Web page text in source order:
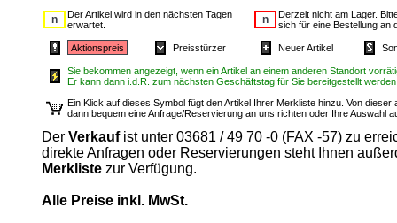
Der Artikel wird in den nächsten Tagen
erwartet.
Derzeit nicht am Lager.
sich für eine Bestellung an
Aktionspreis Preisstürzer Neuer Artikel
Sie bekommen angezeigt, wenn ein Artikel an einem anderen Standort
Er kann dann i.d.R. zum nächsten Geschäftstag für Sie bereitgestellt
Ein Klick auf dieses Symbol fügt den Artikel Ihrer Merkliste hinzu. Von dieser
dann bequem eine Anfrage/Reservierung an uns richten oder Ihre Auswahl
Der Verkaufist unter 03681 / 49 70 -0 (FAX -57) zu
direkte Anfragen oder Reservierungen steht Ihnen
Merkliste zur Verfügung.
Alle Preise inkl. MwSt.